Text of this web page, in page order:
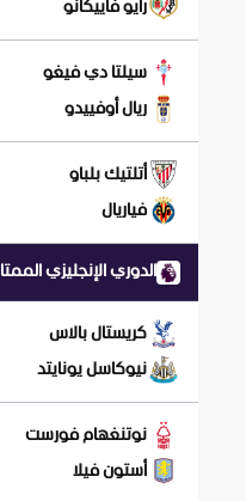
رايو فاييكانو
سيلتا دي فيغو
ريال أوفييدو
أتلتيك بلباو
فياريال
الدوري الإنجليزي الممتاز
كريستال بالاس
نيوكاسل يونايتد
نوتنغهام فورست
أستون فيلا